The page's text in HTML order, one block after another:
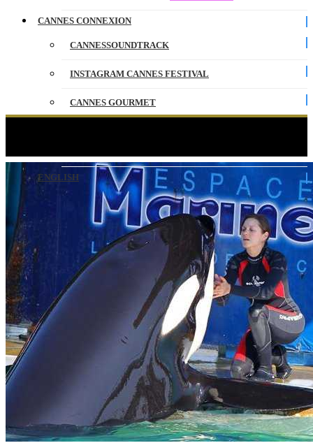
CANNES CONNEXION
CANNESSOUNDTRACK
INSTAGRAM CANNES FESTIVAL
CANNES GOURMET
ENGLISH